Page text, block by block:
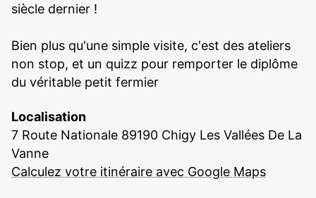
siècle dernier !
Bien plus qu'une simple visite, c'est des ateliers
non stop, et un quizz pour remporter le diplôme
du véritable petit fermier
Localisation
7 Route Nationale 89190 Chigy Les Vallées De La
Vanne
Calculez votre itinéraire avec Google Maps